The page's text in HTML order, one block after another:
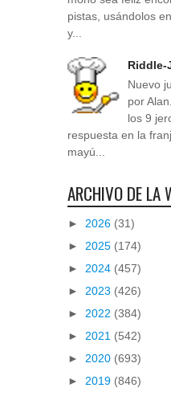
pistas, usándolos
y...
Riddle-
Nuevo
por
los 9
respuesta en la
mayú...
ARCHIVO DE LA
► 2026 (31)
► 2025 (174)
► 2024 (457)
► 2023 (426)
► 2022 (384)
► 2021 (542)
► 2020 (693)
► 2019 (846)